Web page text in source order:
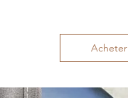
Acheter